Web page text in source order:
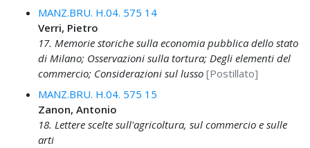
MANZ.BRU. H.04. 575 14
Verri, Pietro
17. Memorie storiche sulla economia pubblica dello stato
di Milano; Osservazioni sulla tortura; Degli elementi del
commercio; Considerazioni sul lusso [Postillato]
MANZ.BRU. H.04. 575 15
Zanon, Antonio
18. Lettere scelte sull'agricoltura, sul commercio e sulle
arti